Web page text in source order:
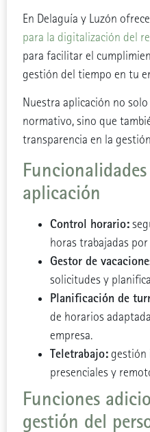
En Delaguía y Luzón
para la digitalización del
para facilitar el
gestión del tiempo en tu
Nuestra aplicación no
normativo, sino que
transparencia en la
aplicación
Control horario:
horas trabajadas
Gestor de
solicitudes y
Planificación de
de horarios
empresa.
Teletrabajo:gestión
presenciales y
Funciones
gestión del